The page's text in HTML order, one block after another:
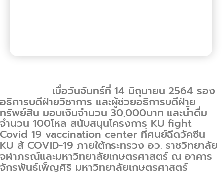
เมื่อวันจันทร์ที่ 14 มิถุนายน 2564 รอง
อธิการบดีฝ่ายวิชาการ และผู้ช่วยอธิการบดีฝ่าย
ทรัพย์สิน มอบเงินจำนวน 30,000บาท และน้ำดื่ม
จำนวน 100โหล สนับสนุนโครงการ KU fight
Covid 19 vaccination center ที่ศูนย์ฉีดวัคซีน
KU สู้ COVID-19 ภายใต้กระทรวง อว. ราชวิทยาลัย
จุฬาภรณ์และมหาวิทยาลัยเกษตรศาสตร์ ณ อาคาร
จักรพันธ์เพ็ญศิริ มหาวิทยาลัยเกษตรศาสตร์